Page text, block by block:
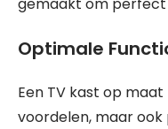
gemaakt om perfect
Optimale
Een TV kast op
voordelen, maar